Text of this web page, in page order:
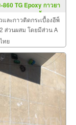
TG Epoxy กาวยา
ละกาวติดกระเบื้อง
ละกาวติดกระเบื้องอีพ็
ส่วนผสม โดยมีส่วน A
ชนิดพิเศษ 100% ส่วน
และส่วนผสมอื่นๆที่คัด
ศษ ประสิทธิภาพสูง ทน
ร่อนของสารเคมีและ
เหมาะ
ทย